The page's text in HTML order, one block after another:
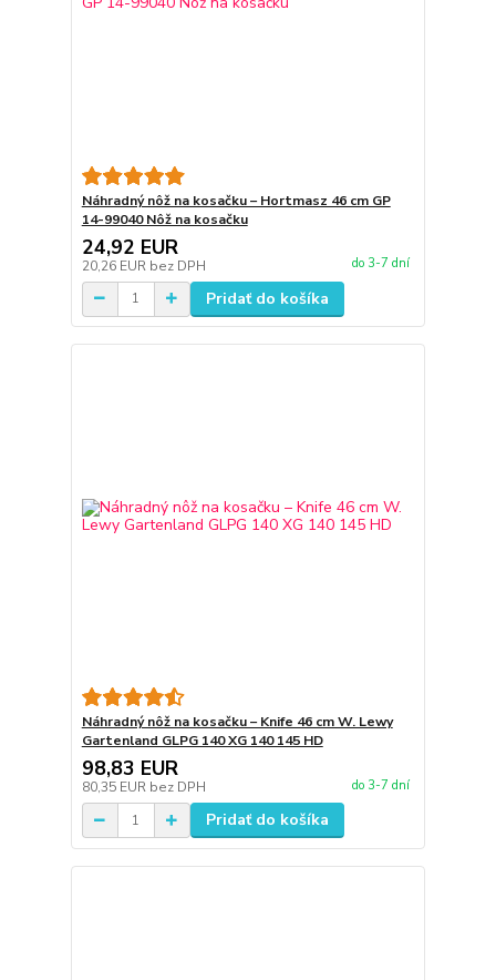
Náhradný nôž na kosačku – Hortmasz 46 cm GP
14-99040 Nôž na kosačku
24,92 EUR
20,26 EUR bez DPH do 3-7 dní
Pridať do košíka
Náhradný nôž na kosačku – Knife 46 cm W. Lewy
Gartenland GLPG 140 XG 140 145 HD
98,83 EUR
80,35 EUR bez DPH do 3-7 dní
Pridať do košíka